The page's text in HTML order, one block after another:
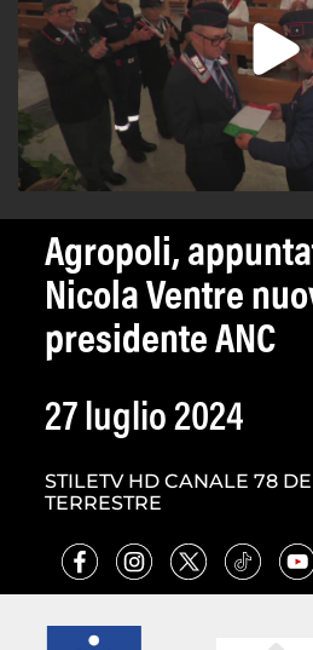
Agropoli,
Nicola Ventre
presidente ANC
27 luglio 2024
STILETV HD CANALE 78
TERRESTRE